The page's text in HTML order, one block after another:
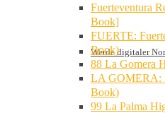
Werde digitaler
Fuerteventura
Book]
FUERTE:
Book)
88 La Gomera
LA GOMERA:
Book)
99 La Palma